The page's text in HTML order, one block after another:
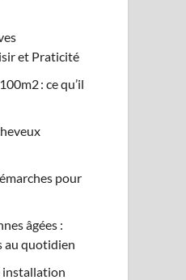
et Praticité
: ce qu’il
pour
âgées :
au quotidien
installation